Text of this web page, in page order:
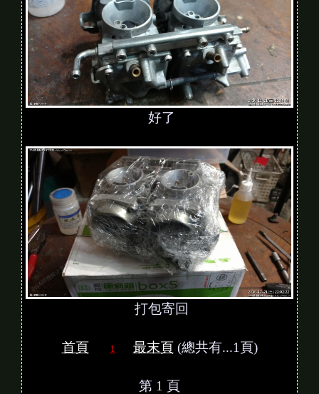
好了
打包寄回
首頁 1 最末頁(總共有...1頁)
第 1 頁